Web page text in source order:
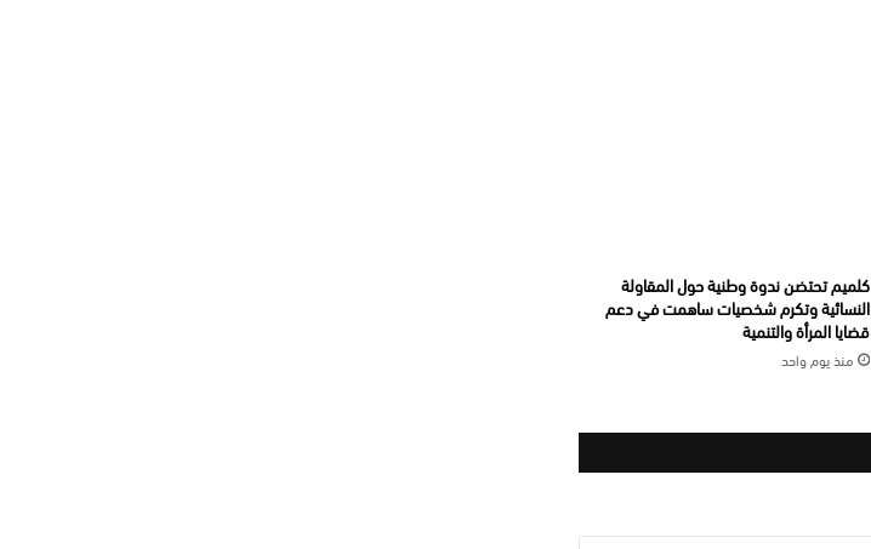
كلميم تحتضن ندوة وطنية حول المقاولة
النسائية وتكرم شخصيات ساهمت في دعم
قضايا المرأة والتنمية
منذ يوم واحد